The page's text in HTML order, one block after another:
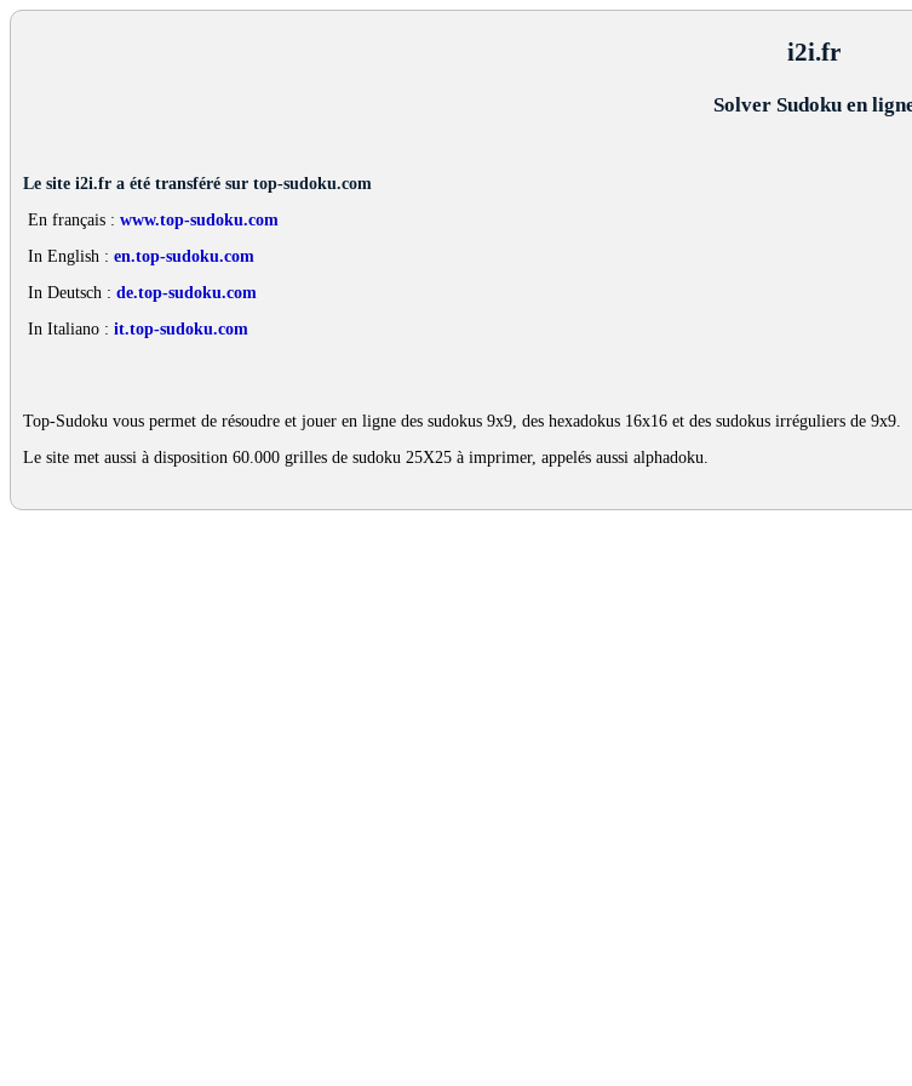
i2i.fr
Solver Sudoku en
Le site i2i.fr a été transféré sur top-sudoku.com
En français : www.top-sudoku.com
In English : en.top-sudoku.com
In Deutsch : de.top-sudoku.com
In Italiano : it.top-sudoku.com
Top-Sudoku vous permet de résoudre et jouer en ligne des sudokus 9x9, des hexadokus 16x16 et des sudokus irréguliers de 9x9.
Le site met aussi à disposition 60.000 grilles de sudoku 25X25 à imprimer, appelés aussi alphadoku.